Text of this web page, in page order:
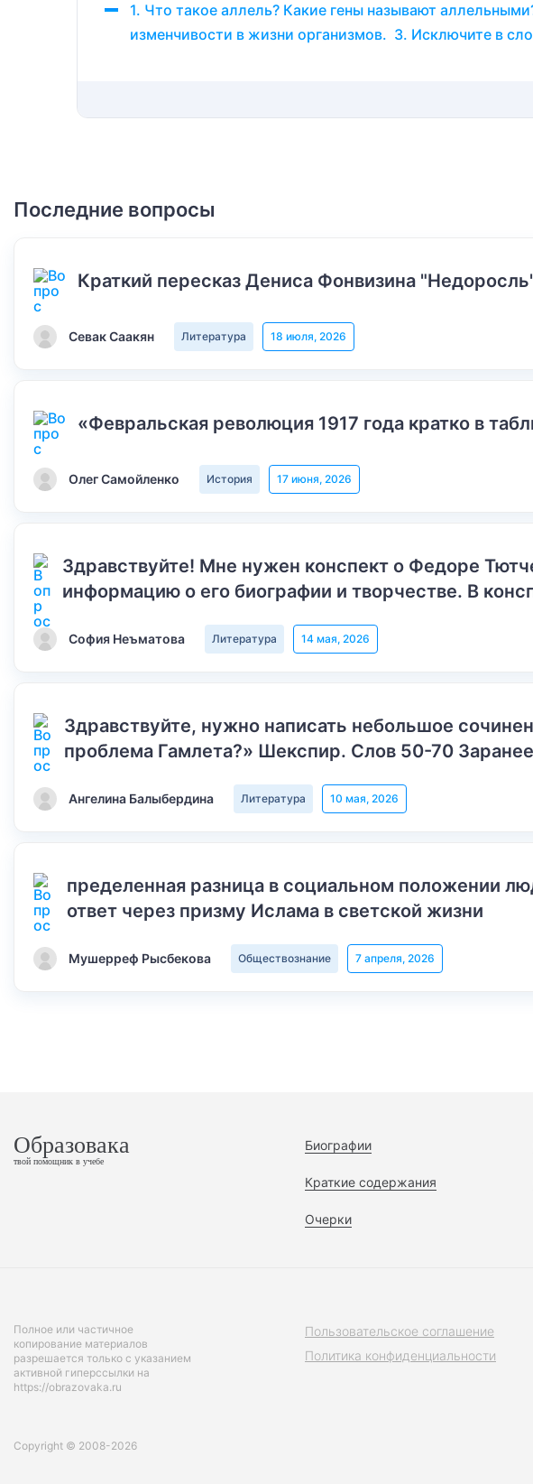
1. Что такое аллель? Какие гены называют
изменчивости в жизни организмов. 3. Исключите в
Последние вопросы
Краткий пересказ Дениса Фонвизина
Севак Саакян Литература 18 июля, 2026
«Февральская революция 1917 года кратко в
Олег Самойленко История 17 июня, 2026
Здравствуйте! Мне нужен конспект о Федоре
информацию о его биографии и творчестве. В
София Неъматова Литература 14 мая, 2026
Здравствуйте, нужно написать небольшое
проблема Гамлета?» Шекспир. Слов 50-70
Ангелина Балыбердина Литература 10 мая, 2026
пределенная разница в социальном положении
ответ через призму Ислама в светской жизни
Мушерреф Рысбекова Обществознание 7 апреля, 2026
Образовака
твой помощник в учебе
Биографии
Краткие содержания
Очерки
Полное или частичное
копирование материалов
разрешается только с указанием
активной гиперссылки на
https://obrazovaka.ru
Пользовательское соглашение
Политика конфиденциальности
Copyright © 2008-2026